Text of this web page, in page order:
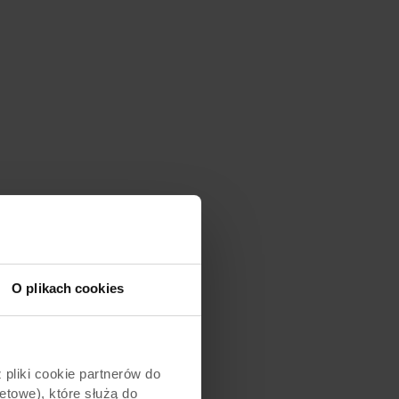
O plikach cookies
cookie partnerów do
które służą do